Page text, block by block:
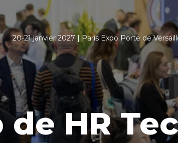
20-21 janvier 2027 | Paris Expo Porte de
HR